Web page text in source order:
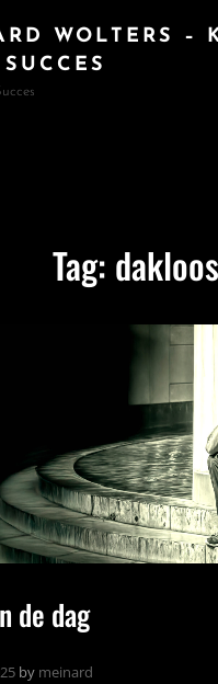
WOLTERS –
Tag: dakloos
de dag
by meinard